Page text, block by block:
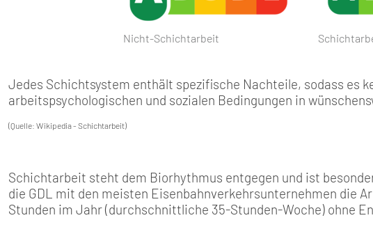
SERVICE
MITGLIEDSCHAFT
Nicht-Schichtarbeit
Jedes Schichtsystem enthält spezifische Nachteile, sodass es
arbeitspsychologischen und sozialen Bedingungen in
(Quelle: Wikipedia - Schichtarbeit)
Schichtarbeit steht dem Biorhythmus entgegen und ist
die GDL mit den meisten Eisenbahnverkehrsunternehmen die
Stunden im Jahr (durchschnittliche 35-Stunden-Woche) ohne